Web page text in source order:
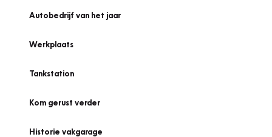
Autobedrijf van het jaar
Werkplaats
Tankstation
Kom gerust verder
Historie vakgarage